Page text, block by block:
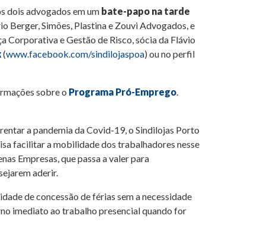
dois advogados em um bate-papo na tarde
Berger, Simões, Plastina e Zouvi Advogados, e
Corporativa e Gestão de Risco, sócia da Flávio
(www.facebook.com/sindilojaspoa) ou no perfil
sobre o Programa Pró-Emprego.
a pandemia da Covid-19, o Sindilojas Porto
facilitar a mobilidade dos trabalhadores nesse
Empresas, que passa a valer para
aderir.
de concessão de férias sem a necessidade
imediato ao trabalho presencial quando for